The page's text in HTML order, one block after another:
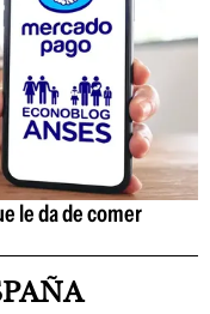
le da de comer